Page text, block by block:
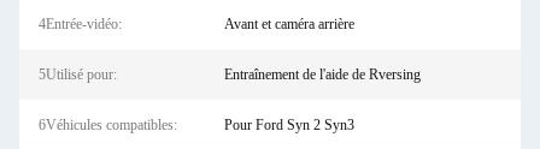
4Entrée-vidéo: Avant et caméra arrière
5Utilisé pour: Entraînement de l'aide de Rversing
6Véhicules compatibles: Pour Ford Syn 2 Syn3